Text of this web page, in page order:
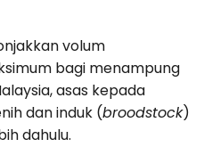
volum
bagi menampung
asas kepada
dan induk (broodstock)
dahulu.